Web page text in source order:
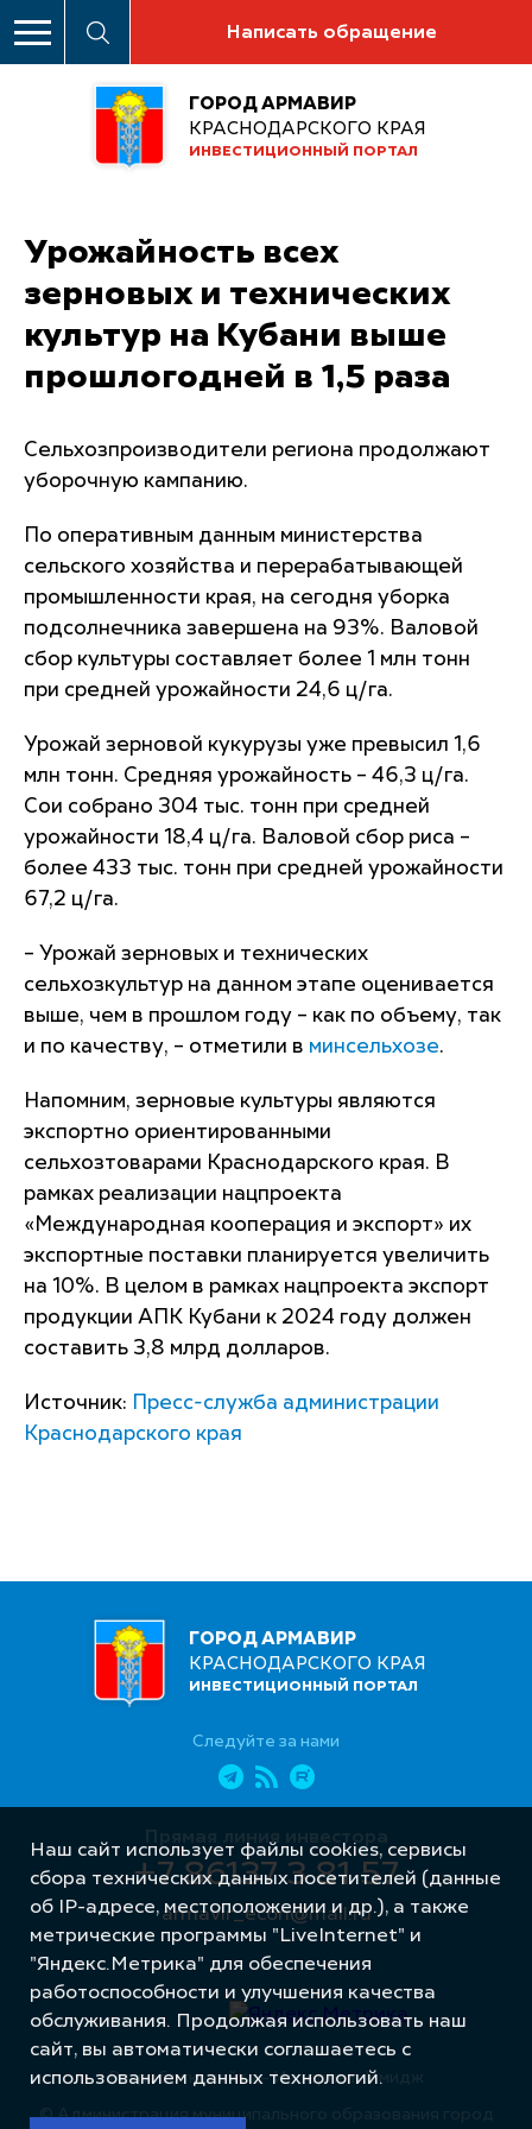
Написать обращение
ГОРОД АРМАВИР
КРАСНОДАРСКОГО КРАЯ
ИНВЕСТИЦИОННЫЙ ПОРТАЛ
Урожайность всех
зерновых и технических
культур на Кубани выше
прошлогодней в 1,5 раза
Сельхозпроизводители региона продолжают
уборочную кампанию.
По оперативным данным министерства
сельского хозяйства и перерабатывающей
промышленности края, на сегодня уборка
подсолнечника завершена на 93%. Валовой
сбор культуры составляет более 1 млн тонн
при средней урожайности 24,6 ц/га.
Урожай зерновой кукурузы уже превысил 1,6
млн тонн. Средняя урожайность – 46,3 ц/га.
Сои собрано 304 тыс. тонн при средней
урожайности 18,4 ц/га. Валовой сбор риса –
более 433 тыс. тонн при средней урожайности
67,2 ц/га.
– Урожай зерновых и технических
сельхозкультур на данном этапе оценивается
выше, чем в прошлом году – как по объему, так
и по качеству, – отметили в минсельхозе.
Напомним, зерновые культуры являются
экспортно ориентированными
сельхозтоварами Краснодарского края. В
рамках реализации нацпроекта
«Международная кооперация и экспорт» их
экспортные поставки планируется увеличить
на 10%. В целом в рамках нацпроекта экспорт
продукции АПК Кубани к 2024 году должен
составить 3,8 млрд долларов.
Источник:
Пресс-служба администрации
Краснодарского края
ГОРОД АРМАВИР
КРАСНОДАРСКОГО КРАЯ
ИНВЕСТИЦИОННЫЙ ПОРТАЛ
Следуйте за нами
Прямая линия инвестора
+7 86137 3 81 57
armavir_econ@mail.ru
© Администрация муниципального образования город
Разработка сайта – Интернет-Имидж
Наш сайт использует файлы cookies, сервисы
сбора технических данных посетителей (данные
об IP-адресе, местоположении и др.), а также
метрические программы "LiveInternet" и
"Яндекс.Метрика" для обеспечения
работоспособности и улучшения качества
обслуживания. Продолжая использовать наш
сайт, вы автоматически соглашаетесь с
использованием данных технологий.